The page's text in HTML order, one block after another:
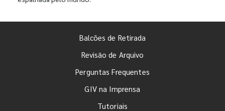
Balcões de Retirada
Revisão de Arquivo
Perguntas Frequentes
GIV na Imprensa
Tutoriais